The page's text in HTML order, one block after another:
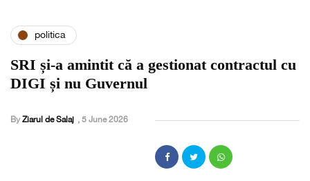
politica
SRI și-a amintit că a gestionat contractul cu
DIGI și nu Guvernul
By Ziarul de Salaj , 5 June 2026